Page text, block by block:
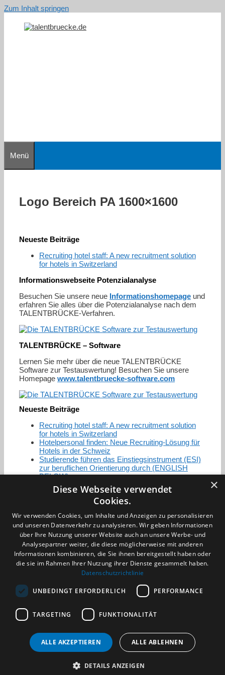
Zum Inhalt springen
Menü
Logo Bereich PA 1600×1600
Neueste Beiträge
Recruiting hotel staff: A new recruitment solution
for hotels in Switzerland
Informationswebseite Potenzialanalyse
Besuchen Sie unsere neue Informationshomepage und
erfahren Sie alles über die Potenzialanalyse nach dem
TALENTBRÜCKE-Verfahren.
TALENTBRÜCKE – Software
Lernen Sie mehr über die neue TALENTBRÜCKE
Software zur Testauswertung! Besuchen Sie unsere
Homepage www.talentbruecke-software.com
Neueste Beiträge
Recruiting hotel staff: A new recruitment solution
for hotels in Switzerland
Hotelpersonal finden: Neue Recruiting-Lösung für
Hotels in der Schweiz
Studierende führen das Einstiegsinstrument (ESI)
zur beruflichen Orientierung durch (ENGLISH
BELOW)
Zertifizierung / Mitgliedschaften
Datenschutzerklärung
Benachrichtigungsservice
Kontakt und Anfahrt
(c) 2026 TALENTBRÜCKE GmbH & Co. KG
×
Diese Webseite verwendet
Cookies.
Wir verwenden Cookies, um Inhalte und Anzeigen zu personalisieren
und unseren Datenverkehr zu analysieren. Wir geben Informationen
über Ihre Nutzung unserer Website auch an unsere Werbe- und
Analysepartner weiter, die diese möglicherweise mit anderen
Informationen kombinieren, die Sie ihnen bereitgestellt haben oder
die sie im Rahmen Ihrer Nutzung ihrer Dienste gesammelt haben.
Datenschutzrichtlinie
UNBEDINGT ERFORDERLICH PERFORMANCE
TARGETING FUNKTIONALITÄT
ALLE AKZEPTIEREN ALLE ABLEHNEN
DETAILS ANZEIGEN